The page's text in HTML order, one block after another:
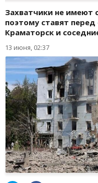
Захватчики не имеют
поэтому ставят
Краматорск и
13 июня, 02:37